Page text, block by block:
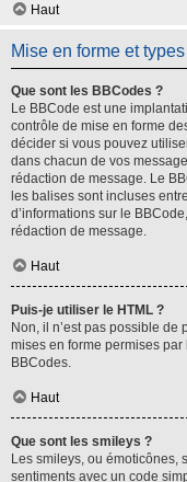
Haut
Mise en forme et
Que sont les BBCodes ?
Le BBCode est une
contrôle de mise en forme
décider si vous pouvez
dans chacun de vos
rédaction de message. Le
les balises sont incluses
d’informations sur le
rédaction de message.
Haut
Puis-je utiliser le HTML ?
Non, il n’est pas possible
mises en forme permises
BBCodes.
Haut
Que sont les smileys ?
Les smileys, ou émoticônes,
sentiments avec un code